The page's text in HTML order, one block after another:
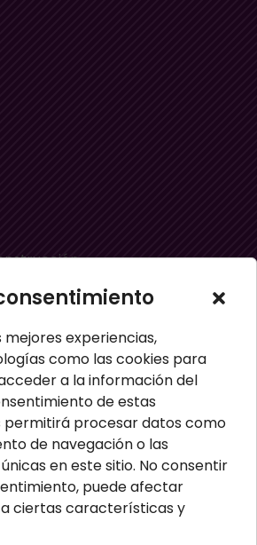
experiencias,
como las cookies para
a la información del
de estas
permitirá procesar datos como
de navegación o las
en este sitio. No consentir
puede afectar
ciertas características y
aislante